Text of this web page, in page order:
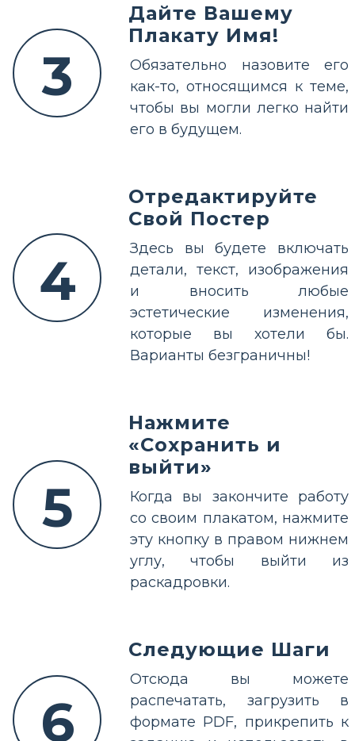
3
Дайте Вашему
Плакату Имя!
Обязательно назовите его
как-то, относящимся к теме,
чтобы вы могли легко найти
его в будущем.
4
Отредактируйте
Свой Постер
Здесь вы будете включать
детали, текст, изображения
и вносить любые
эстетические изменения,
которые вы хотели бы.
Варианты безграничны!
5
Нажмите
«Сохранить и
выйти»
Когда вы закончите работу
со своим плакатом, нажмите
эту кнопку в правом нижнем
углу, чтобы выйти из
раскадровки.
6
Следующие Шаги
Отсюда вы можете
распечатать, загрузить в
формате PDF, прикрепить к